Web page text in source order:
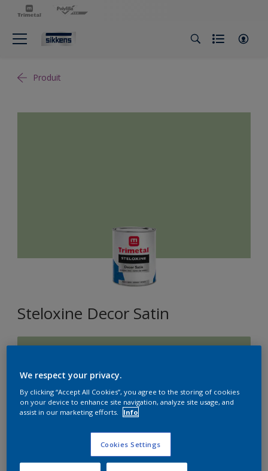
Produit
Steloxine Decor Satin
Format
1L
We respect your privacy.
By clicking “Accept All Cookies”, you agree to the storing of cookies
on your device to enhance site navigation, analyze site usage, and
assist in our marketing efforts.
Info
Cookies Settings